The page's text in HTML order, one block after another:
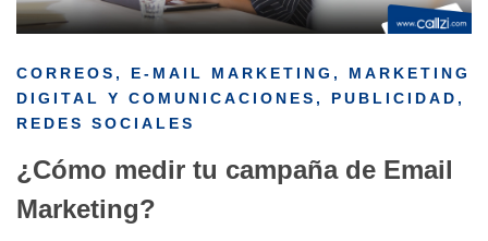
CORREOS , E-MAIL MARKETING , MARKETING
DIGITAL Y COMUNICACIONES , PUBLICIDAD ,
REDES SOCIALES
¿Cómo medir tu campaña de Email
Marketing?